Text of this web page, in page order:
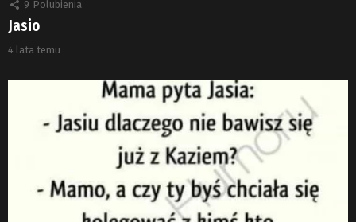
9 Polubienia
Jasio
4 lata temu